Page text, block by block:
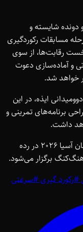
دونده شایسته و
مسابقات رکوردگیری
رقابت‌ها، از سوی
و آماده‌سازی دعوت
ایذه، در این
برنامه‌های تمرینی و
داشت.
گفتنی است مسابقات دوومیدانی قهرمانی جوانان آسیا 2026 در رده
هنگ‌کنگ برگزار می‌شود.
#رکورد گیری#سرعتی